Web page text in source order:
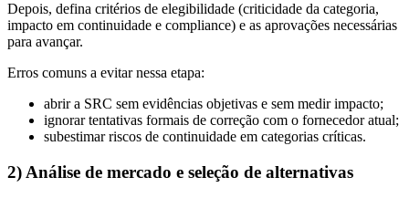
Depois, defina critérios de elegibilidade (criticidade da categoria,
impacto em continuidade e compliance) e as aprovações necessárias
para avançar.
Erros comuns a evitar nessa etapa:
abrir a SRC sem evidências objetivas e sem medir impacto;
ignorar tentativas formais de correção com o fornecedor atual;
subestimar riscos de continuidade em categorias críticas.
2) Análise de mercado e seleção de alternativas